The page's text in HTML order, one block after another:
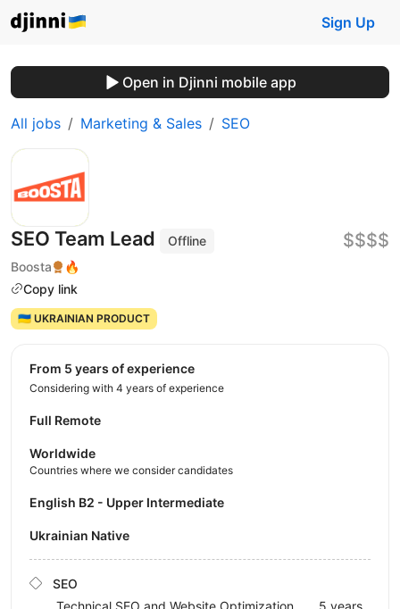
Sign Up
Open in Djinni mobile app
All jobs Marketing & Sales SEO
SEO Team Lead
Offline
Boosta
🔥
Copy link
$$$$
🇺🇦 UKRAINIAN PRODUCT
from 5 years of experience
Considering with 4 years of experience
Full Remote
Worldwide
Countries where we consider candidates
English B2 - Upper Intermediate
Ukrainian Native
SEO
Technical SEO and Website Optimization
5 years